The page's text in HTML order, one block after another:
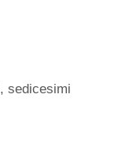
,sedicesimi